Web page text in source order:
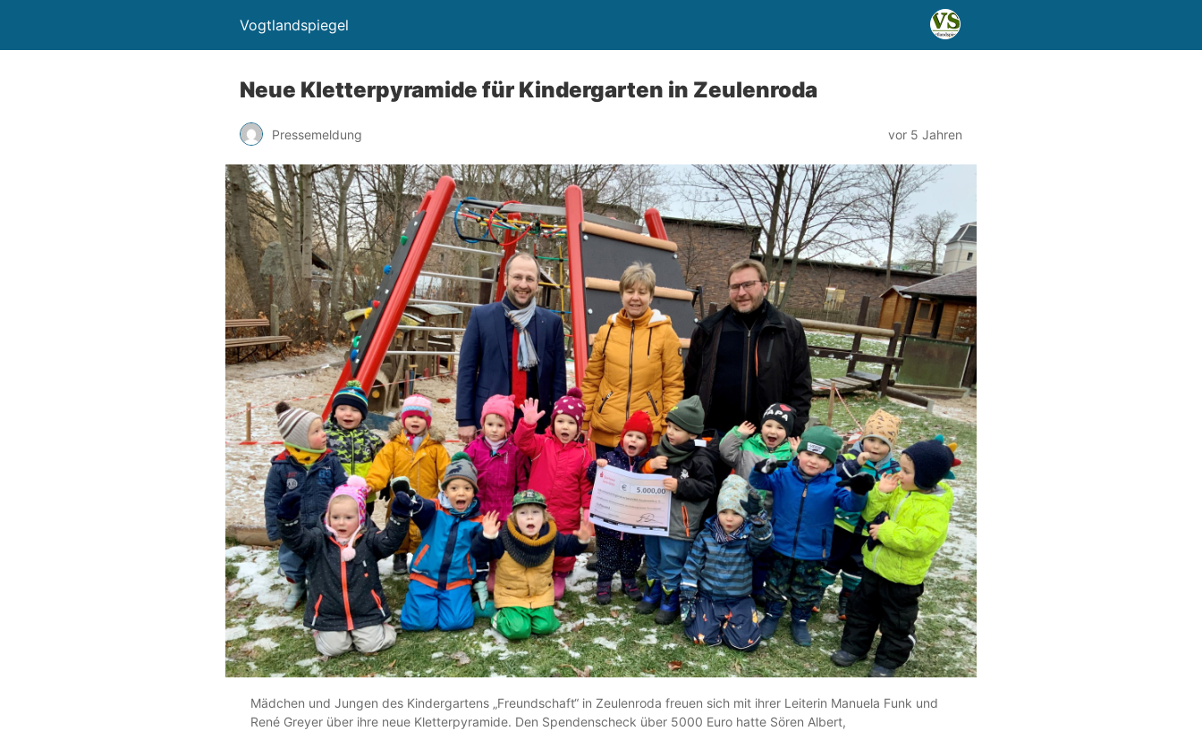
Vogtlandspiegel
Neue Kletterpyramide für Kindergarten in Zeulenroda
Pressemeldung vor 5 Jahren
Mädchen und Jungen des Kindergartens „Freundschaft“ in Zeulenroda freuen sich mit ihrer Leiterin Manuela Funk und
René Greyer über ihre neue Kletterpyramide. Den Spendenscheck über 5000 Euro hatte Sören Albert,